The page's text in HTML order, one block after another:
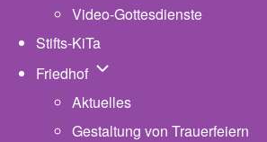
Video-Gottesdienste
Stifts-KiTa
Friedhof Unternavigation von Friedhof
Aktuelles
Gestaltung von Trauerfeiern